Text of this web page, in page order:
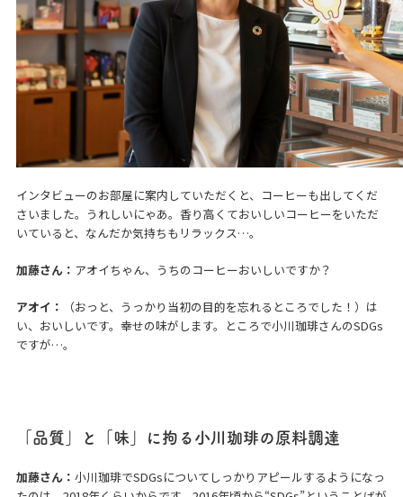
インタビューのお部屋に案内していただくと、コーヒーも出してくだ
さいました。うれしいにゃあ。香り高くておいしいコーヒーをいただ
いていると、なんだか気持ちもリラックス…。
加藤さん： アオイちゃん、うちのコーヒーおいしいですか？
アオイ：
（おっと、うっかり当初の目的を忘れるところでした！）は
い、おいしいです。幸せの味がします。ところで小川珈琲さんのSDGs
ですが…。
「品質」と「味」に拘る小川珈琲の原料調達
加藤さん： 小川珈琲でSDGsについてしっかりアピールするようになっ